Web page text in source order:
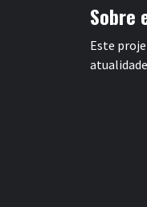
Sobre
Este